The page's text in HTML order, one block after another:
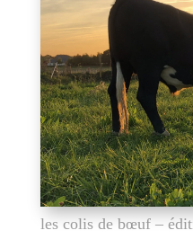
les colis de bœuf –